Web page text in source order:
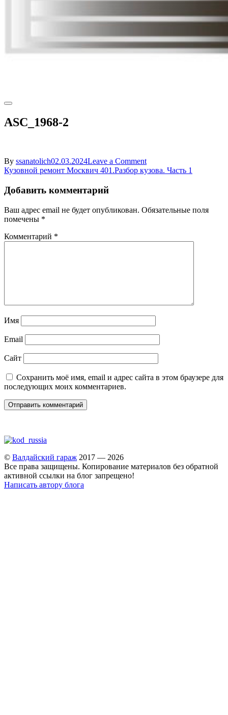
ASC_1968-2
By ssanatolich02.03.2024Leave a Commenton
ASC_1968-
Навигация
по
записям
Кузовной ремонт Москвич 401.Разбор кузова. Часть 1
Добавить комментарий
Ваш адрес email не будет опубликован. Обязательные поля
помечены *
Комментарий *
Имя
Email
Сайт
Сохранить моё имя, email и адрес сайта в этом браузере для
последующих моих комментариев.
© Валдайский гараж 2017 — 2026
Все права защищены. Копирование материалов без обратной
активной ссылки на блог запрещено!
Написать автору блога